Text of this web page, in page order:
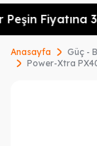
Fiyatına 3
Anasayfa Güç -
Power-Xtra